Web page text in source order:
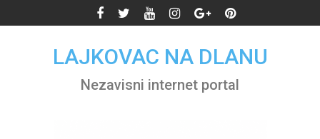
to
LAJKOVAC NA DLANU
Nezavisni internet portal